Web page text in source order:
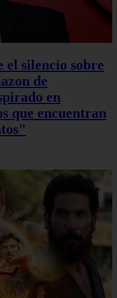
silencio sobre
de
en
que encuentran